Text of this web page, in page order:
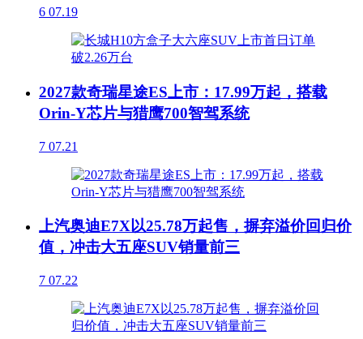
6 07.19
2027款奇瑞星途ES上市：17.99万起，搭载
Orin-Y芯片与猎鹰700智驾系统
7 07.21
上汽奥迪E7X以25.78万起售，摒弃溢价回归价
值，冲击大五座SUV销量前三
7 07.22